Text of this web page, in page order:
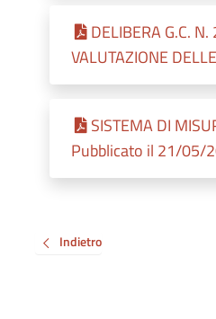
DELIBERA G.C.
VALUTAZIONE
SISTEMA DI
Pubblicato il 21/05/
Indietro